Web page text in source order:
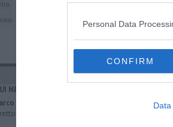
Personal Data
CONFIRM
san piero a grado toscana parco naturale di
acciaio corten
NEWS
Migli
Responsabile